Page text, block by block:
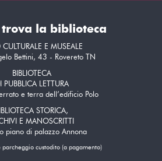
trova la biblioteca
CULTURALE E MUSEALE
Bettini, 43 - Rovereto TN
BIBLIOTECA
PUBBLICA LETTURA
e terra dell’edificio Polo
STORICA,
E MANOSCRITTI
piano di palazzo Annona
parcheggio custodito (a pagamento)